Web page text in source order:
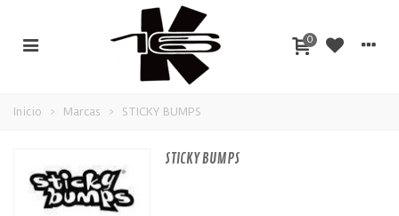
0
Inicio > Marcas > STICKY BUMPS
STICKY BUMPS